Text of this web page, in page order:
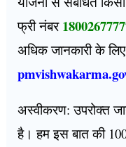
फ्री नंबर
अधिक जानकारी के
अस्वीकरण: उपरोक्त
है। हम इस बात की